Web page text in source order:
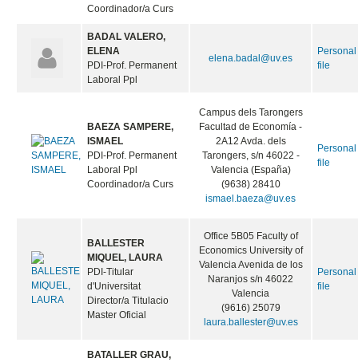
Coordinador/a Curs
BADAL VALERO,
ELENA
PDI-Prof. Permanent
Laboral Ppl
elena.badal@uv.es
Personal
file
BAEZA SAMPERE,
ISMAEL
PDI-Prof. Permanent
Laboral Ppl
Coordinador/a Curs
Campus dels Tarongers
Facultad de Economía -
2A12 Avda. dels
Tarongers, s/n 46022 -
Valencia (España)
(9638) 28410
ismael.baeza@uv.es
Personal
file
BALLESTER
MIQUEL, LAURA
PDI-Titular
d'Universitat
Director/a Titulacio
Master Oficial
Office 5B05 Faculty of
Economics University of
Valencia Avenida de los
Naranjos s/n 46022
Valencia
(9616) 25079
laura.ballester@uv.es
Personal
file
BATALLER GRAU,